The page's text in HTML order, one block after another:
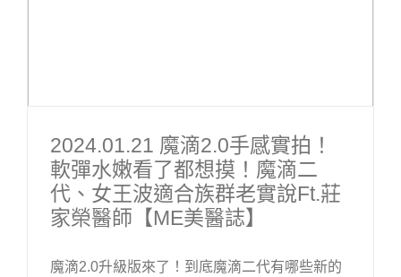
2024.01.21 魔滴2.0手感實拍！
軟彈水嫩看了都想摸！魔滴二
代、女王波適合族群老實說ft.莊
家榮醫師【ME美醫誌】
魔滴2.0升級版來了！到底魔滴二代有哪些新的